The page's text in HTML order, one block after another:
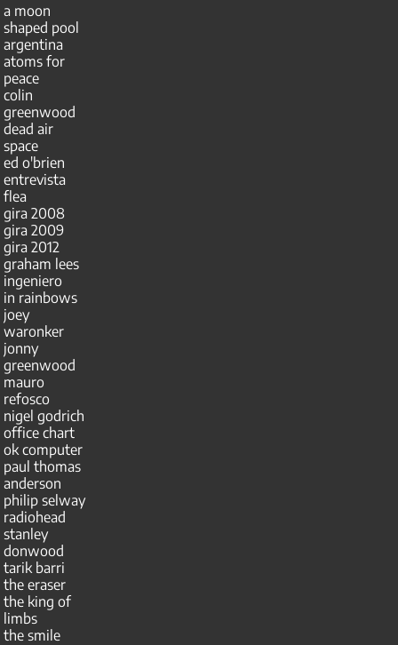
a moon
shaped pool
argentina
atoms for
peace
colin
greenwood
dead air
space
ed o'brien
entrevista
flea
gira 2008
gira 2009
gira 2012
graham lees
ingeniero
in rainbows
joey
waronker
jonny
greenwood
mauro
refosco
nigel godrich
office chart
ok computer
paul thomas
anderson
philip selway
radiohead
stanley
donwood
tarik barri
the eraser
the king of
limbs
the smile